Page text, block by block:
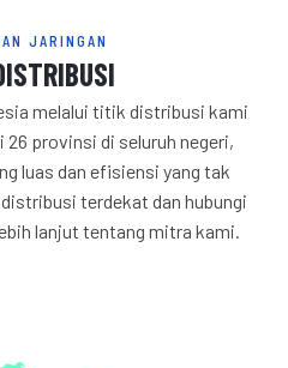
JARINGAN
melalui titik distribusi kami
26 provinsi di seluruh negeri,
luas dan efisiensi yang tak
terdekat dan hubungi
lanjut tentang mitra kami.